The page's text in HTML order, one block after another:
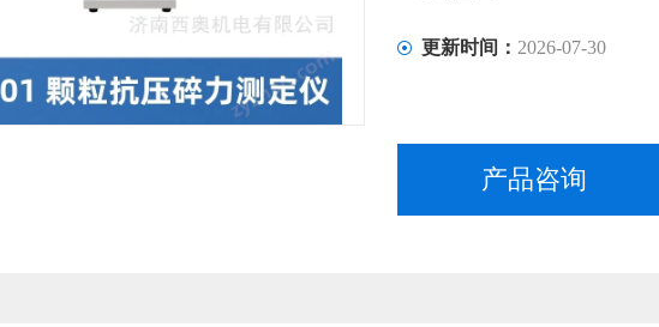
更新时间： 2026-07-30
产品咨询